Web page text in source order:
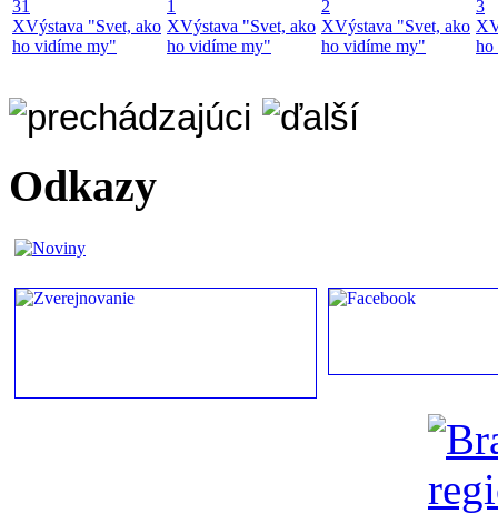
31
XVýstava "Svet, ako
ho vidíme my"
1
XVýstava "Svet, ako
ho vidíme my"
2
XVýstava "Svet, ako
ho vidíme my"
3
X
ho
Odkazy